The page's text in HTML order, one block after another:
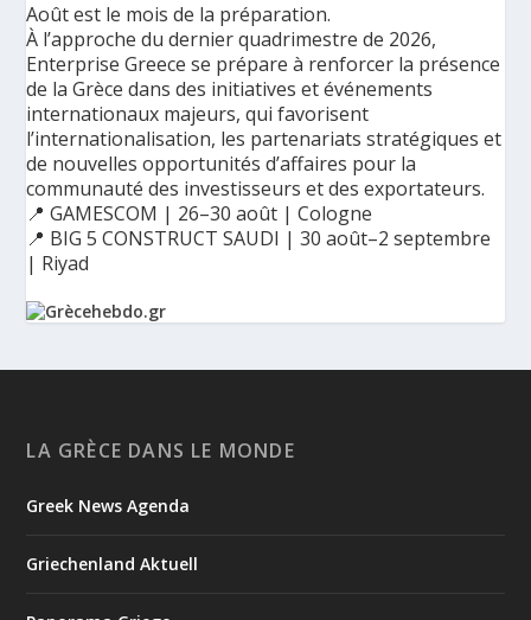
Août est le mois de la préparation.
À l’approche du dernier quadrimestre de 2026,
Enterprise Greece se prépare à renforcer la présence
de la Grèce dans des initiatives et événements
internationaux majeurs, qui favorisent
l’internationalisation, les partenariats stratégiques et
de nouvelles opportunités d’affaires pour la
communauté des investisseurs et des exportateurs.
📍 GAMESCOM | 26–30 août | Cologne
📍 BIG 5 CONSTRUCT SAUDI | 30 août–2 septembre
| Riyad
Ελλάδας σε διεθνείς δράσεις, που ενισχύουν την
εξωστρέφεια, τις συνεργασίες και τις νέες επιχειρηματικές
GAMESCOM | 26–30 Αυγούστου| Κολωνία
Ριάντ
LA GRÈCE DANS LE MONDE
Greek News Agenda
Griechenland Aktuell